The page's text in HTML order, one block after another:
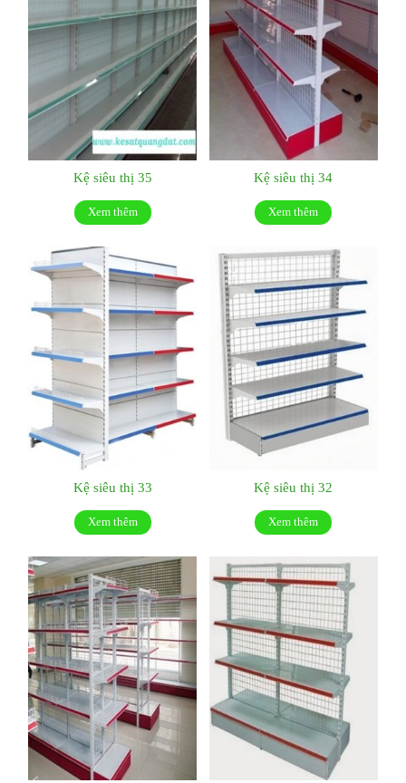
Kệ siêu thị 35
Xem thêm
Kệ siêu thị 34
Xem thêm
Kệ siêu thị 33
Xem thêm
Kệ siêu thị 32
Xem thêm